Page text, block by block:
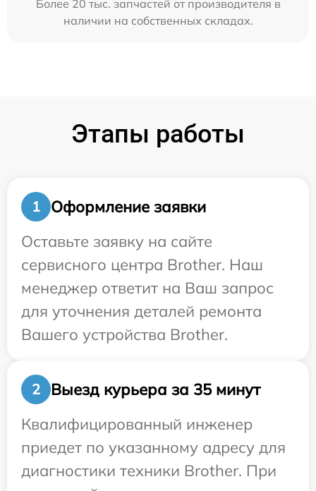
Более 20 тыс. запчастей от производителя в
наличии на собственных складах.
Этапы работы
1
Оформление заявки
Оставьте заявку на сайте
сервисного центра Brother. Наш
менеджер ответит на Ваш запрос
для уточнения деталей ремонта
Вашего устройства Brother.
2
Выезд курьера за 35 минут
Квалифицированный инженер
приедет по указанному адресу для
диагностики техники Brother. При